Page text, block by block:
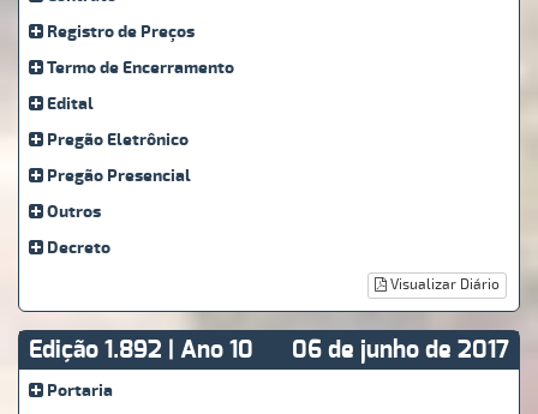
Registro de Preços
Termo de Encerramento
Edital
Pregão Eletrônico
Pregão Presencial
Outros
Decreto
Visualizar Diário
Edição 1.892 | Ano 10 06 de junho de 2017
Portaria